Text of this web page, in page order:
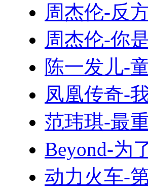
周杰伦-反
周杰伦-你
陈一发儿-
凤凰传奇-
范玮琪-最
Beyond-为
动力火车-